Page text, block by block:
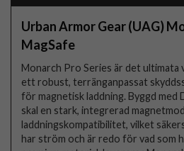
Urban Armor Gear (UAG)
MagSafe
Monarch Pro Series är det ultimata
ett robust, terränganpassat
för magnetisk laddning. Byggd med
skal en stark, integrerad
laddningskompatibilitet, vilket
har ström och är redo för vad som